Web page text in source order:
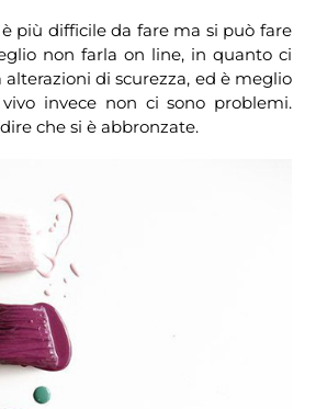
è più difficile da fare ma si può fare
non farla on line, in quanto ci
alterazioni di scurezza, ed è meglio
invece non ci sono problemi.
che si è abbronzate.